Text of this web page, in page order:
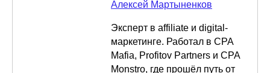
Алексей Мартыненков
Эксперт в affiliate и digital-
маркетинге. Работал в CPA
Mafia, Profitov Partners и CPA
Monstro, где прошёл путь от